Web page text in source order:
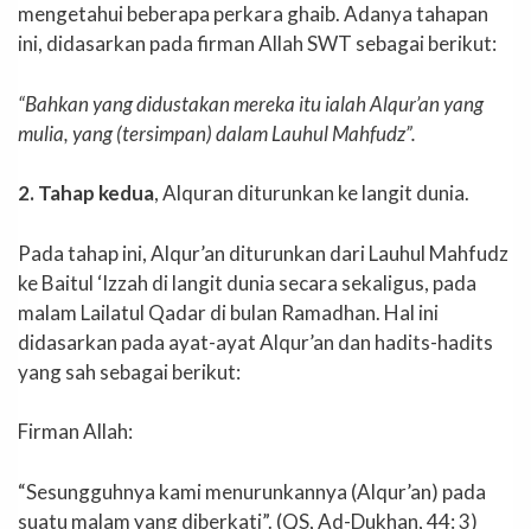
mengetahui beberapa perkara ghaib. Adanya tahapan
ini, didasarkan pada firman Allah SWT sebagai berikut:
“Bahkan yang didustakan mereka itu ialah Alqur’an yang
mulia, yang (tersimpan) dalam Lauhul Mahfudz”.
2. Tahap kedua, Alquran diturunkan ke langit dunia.
Pada tahap ini, Alqur’an diturunkan dari Lauhul Mahfudz
ke Baitul ‘Izzah di langit dunia secara sekaligus, pada
malam Lailatul Qadar di bulan Ramadhan. Hal ini
didasarkan pada ayat-ayat Alqur’an dan hadits-hadits
yang sah sebagai berikut:
Firman Allah:
“Sesungguhnya kami menurunkannya (Alqur’an) pada
suatu malam yang diberkati”. (QS, Ad-Dukhan, 44: 3)